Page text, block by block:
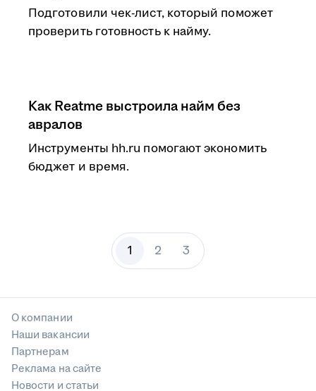
Подготовили чек-лист, который поможет
проверить готовность к найму.
Как Reatme выстроила найм без
авралов
Инструменты hh.ru помогают экономить
бюджет и время.
1 2 3
О компании
Наши вакансии
Партнерам
Реклама на сайте
Новости и статьи